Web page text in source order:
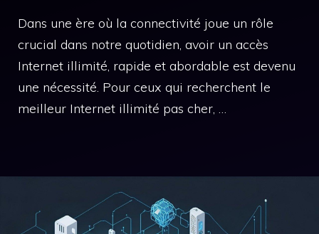
Dans une ère où la connectivité joue un rôle
crucial dans notre quotidien, avoir un accès
Internet illimité, rapide et abordable est devenu
une nécessité. Pour ceux qui recherchent le
meilleur Internet illimité pas cher, …